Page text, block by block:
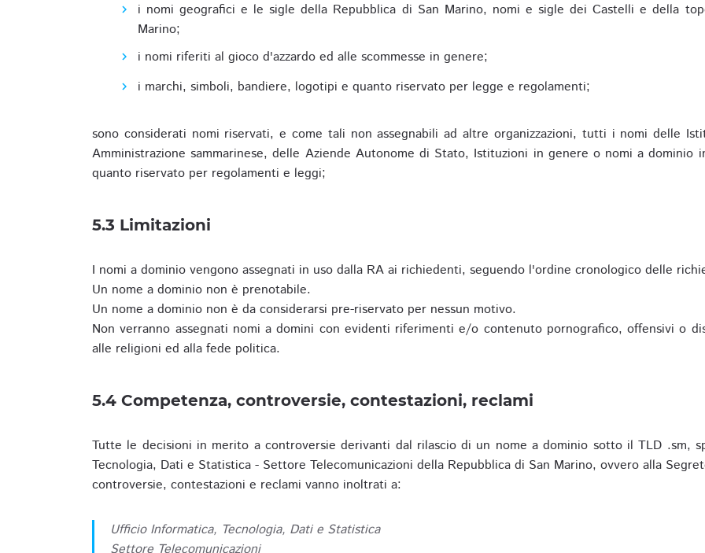
i nomi geografici e le sigle della Repubblica di San Marino, nomi e sigle dei Castelli e della
Marino;
i nomi riferiti al gioco d'azzardo ed alle scommesse in genere;
i marchi, simboli, bandiere, logotipi e quanto riservato per legge e regolamenti;
sono considerati nomi riservati, e come tali non assegnabili ad altre organizzazioni, tutti i nomi delle
Amministrazione sammarinese, delle Aziende Autonome di Stato, Istituzioni in genere o nomi a dominio
quanto riservato per regolamenti e leggi;
5.3 Limitazioni
I nomi a dominio vengono assegnati in uso dalla RA ai richiedenti, seguendo l'ordine cronologico delle
Un nome a dominio non è prenotabile.
Un nome a dominio non è da considerarsi pre-riservato per nessun motivo.
Non verranno assegnati nomi a domini con evidenti riferimenti e/o contenuto pornografico, offensivi o
alle religioni ed alla fede politica.
5.4 Competenza, controversie, contestazioni, reclami
Tutte le decisioni in merito a controversie derivanti dal rilascio di un nome a dominio sotto il TLD .sm,
Tecnologia, Dati e Statistica - Settore Telecomunicazioni della Repubblica di San Marino, ovvero alla
controversie, contestazioni e reclami vanno inoltrati a:
Ufficio Informatica, Tecnologia, Dati e Statistica